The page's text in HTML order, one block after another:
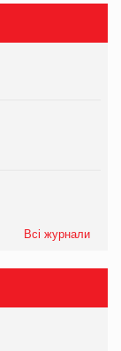
Всі журнали